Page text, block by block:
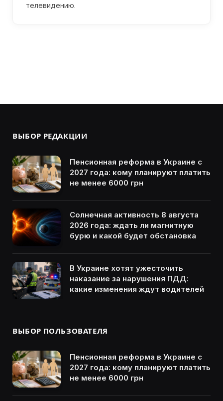
телевидению.
ВЫБОР РЕДАКЦИИ
Пенсионная реформа в Украине с
2027 года: кому планируют платить
не менее 6000 грн
Солнечная активность 8 августа
2026 года: ждать ли магнитную
бурю и какой будет обстановка
В Украине хотят ужесточить
наказание за нарушения ПДД:
какие изменения ждут водителей
ВЫБОР ПОЛЬЗОВАТЕЛЯ
Пенсионная реформа в Украине с
2027 года: кому планируют платить
не менее 6000 грн